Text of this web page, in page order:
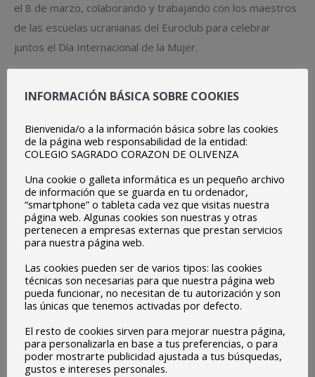
el 8 de marzo, colaborando y trabajando con los maestros
de las escuelas ucranianas del Euroclub para celebrar
juntos el Día Internacional de la Mujer.
enero con distintas escueles de Euroclubes de Ucrania en
El taller nos lo ofrece la Casa de Ana Frank/Historias que
mueven y por supuesto, el taller no es solo para mujeres.
Se trata de «cómo podemos discutir la diversidad y la
discriminación en el aula».
Participamos online con 8 embajadores junior y 3 senior.
INFORMACIÓN BÁSICA SOBRE COOKIES
Bienvenida/o a la información básica sobre las cookies
de la página web responsabilidad de la entidad:
COLEGIO SAGRADO CORAZON DE OLIVENZA
Una cookie o galleta informática es un pequeño archivo
de información que se guarda en tu ordenador,
“smartphone” o tableta cada vez que visitas nuestra
página web. Algunas cookies son nuestras y otras
pertenecen a empresas externas que prestan servicios
para nuestra página web.
Las cookies pueden ser de varios tipos: las cookies
técnicas son necesarias para que nuestra página web
pueda funcionar, no necesitan de tu autorización y son
las únicas que tenemos activadas por defecto.
El resto de cookies sirven para mejorar nuestra página,
para personalizarla en base a tus preferencias, o para
poder mostrarte publicidad ajustada a tus búsquedas,
gustos e intereses personales.